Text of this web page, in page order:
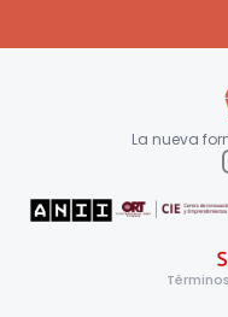
La nueva
Términos